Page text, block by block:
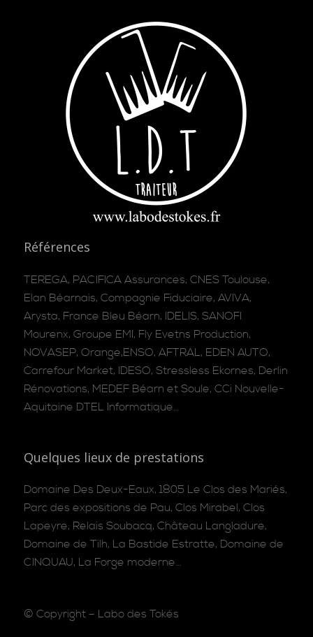
Références
TEREGA, PACIFICA Assurances, CNES Toulouse,
Elan Béarnais, Compagnie Fiduciaire, AVIVA,
Arysta, France Bleu Béarn, IDELIS, SANOFI
Mourenx, Groupe EMI, Fly Evetns Production,
NOVASEP, Orange,ENSO, AFTRAL, EDEN AUTO,
Carrefour Market, IDESO, Stressless Ekornes, Derlin
Rénovations, MEDEF Béarn et Soule, CCi Nouvelle-
Aquitaine DTEL Informatique…
Quelques lieux de prestations
Domaine Des Deux-Eaux, 1805 Le Clos des Mariés,
Parc des expositions de Pau, Clos Mirabel, Clos
Lapeyre, Relais Soubacq, Château Langladure,
Domaine de Tilh, La Bastide Estratte, Domaine de
CINQUAU, La Forge moderne…
© Copyright – Labo des Tokés